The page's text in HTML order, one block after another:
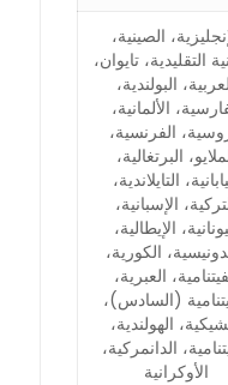
الصينية،
التقليدية، تايوان،
البولندية،
الألمانية،
الفرنسية،
البرتغالية،
التايلاندية،
الإسبانية،
الإيطالية،
الكورية،
العبرية،
(السادس)،
الهولندية،
الدانمركية،
الأوكرانية